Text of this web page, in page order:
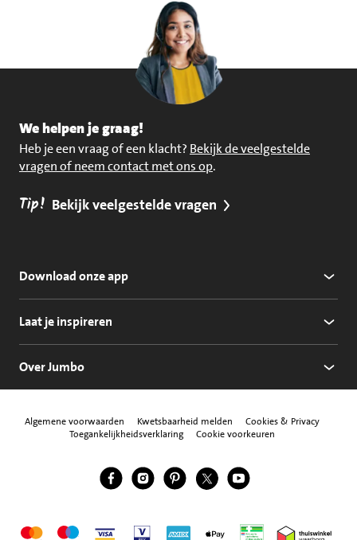
We helpen je graag!
Heb je een vraag of een klacht? Bekijk de veelgestelde
vragen of neem contact met ons op.
Tip! Bekijk veelgestelde vragen
Download onze app
Laat je inspireren
Over Jumbo
Algemene voorwaarden Kwetsbaarheid melden
Cookies & Privacy
Toegankelijkheidsverklaring
Cookie voorkeuren
Volg ons
Jumbo Facebook
Jumbo Instagram
Jumbo Pinterest
Jumbo Twitter
Jumbo YouTube
MastercardMaestroVisa Vpay American Express
Apple Pay Thuiswinkel